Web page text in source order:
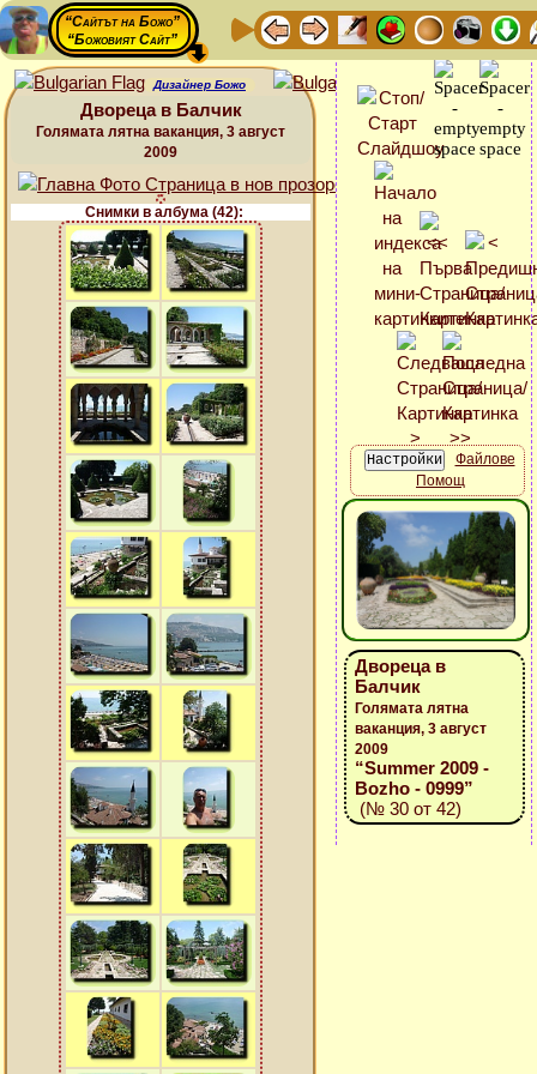
“Сайтът на Божо”
“Божовият Сайт”
Дизайнер Божо
Двореца в Балчик
Голямата лятна ваканция, 3 август
2009
Снимки в албума (42):
Файлове
Помощ
Двореца в
Балчик
Голямата лятна
ваканция, 3 август
2009
“Summer 2009 -
Bozho - 0999”
(№ 30 от 42)